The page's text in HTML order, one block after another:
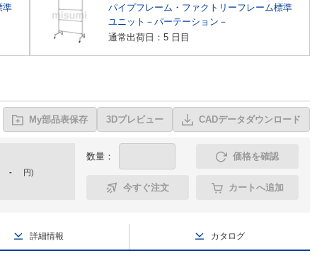
準
パイプフレーム・ファクトリーフレーム標準
ユニット－パーテーション－
通常出荷日：5 日目
My部品表保存 3Dプレビュー CADデータダウンロード
- 円)
数量： 価格を確認
今すぐ注文 カートへ追加
詳細情報 カタログ